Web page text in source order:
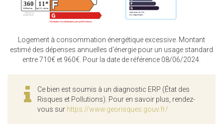
Logement à consommation énergétique excessive. Montant
estimé des dépenses annuelles d'énergie pour un usage standard
entre 710€ et 960€. Pour la date de référence 08/06/2024.
Ce bien est soumis à un diagnostic ERP (État des
Risques et Pollutions). Pour en savoir plus, rendez-
vous sur https://www.georisques.gouv.fr/